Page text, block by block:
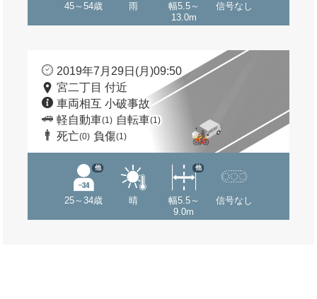
45～54歳 雨
幅5.5～
13.0m
信号なし
2019年7月29日(月)09:50
宮二丁目 付近
車両相互 小破事故
軽自動車(1) 自転車(1)
死亡(0) 負傷(1)
25～34歳
他
晴
幅5.5～
9.0m
他
信号なし